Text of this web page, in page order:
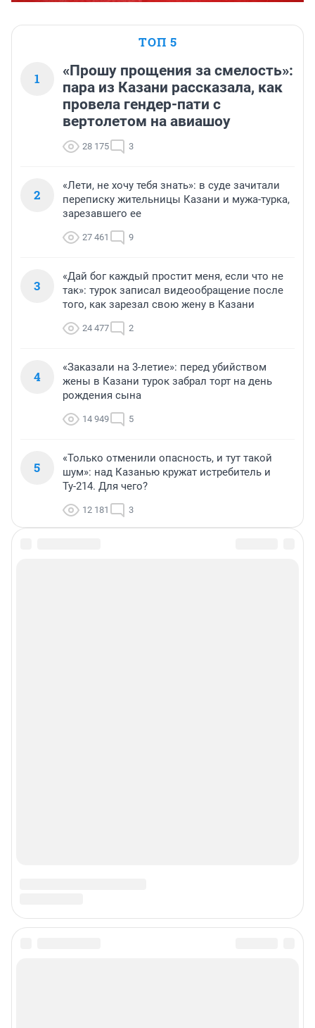
ТОП 5
1
«Прошу прощения за смелость»:
пара из Казани рассказала, как
провела гендер-пати с
вертолетом на авиашоу
28 175 3
2
«Лети, не хочу тебя знать»: в суде зачитали
переписку жительницы Казани и мужа-турка,
зарезавшего ее
27 461 9
3
«Дай бог каждый простит меня, если что не
так»: турок записал видеообращение после
того, как зарезал свою жену в Казани
24 477 2
4
«Заказали на 3-летие»: перед убийством
жены в Казани турок забрал торт на день
рождения сына
14 949 5
5
«Только отменили опасность, и тут такой
шум»: над Казанью кружат истребитель и
Ту-214. Для чего?
12 181 3